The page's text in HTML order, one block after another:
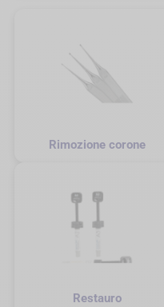
Rimozione corone
Restauro